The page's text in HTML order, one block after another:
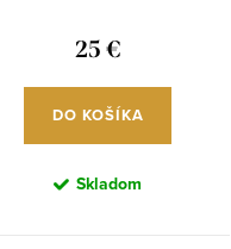
25 €
DO KOŠÍKA
Skladom